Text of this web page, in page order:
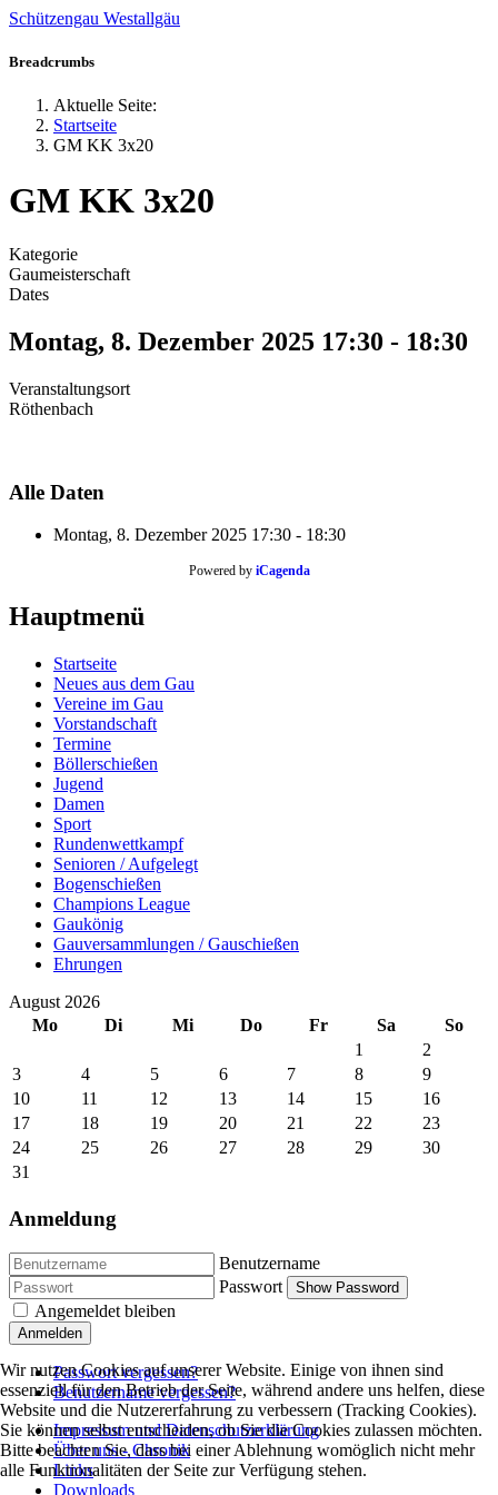
Schützengau Westallgäu
Breadcrumbs
Aktuelle Seite:
Startseite
GM KK 3x20
GM KK 3x20
Kategorie
Gaumeisterschaft
Dates
Montag, 8. Dezember 2025 17:30 - 18:30
Veranstaltungsort
Röthenbach
Alle Daten
Montag, 8. Dezember 2025 17:30 - 18:30
Powered by iCagenda
Hauptmenü
Startseite
Neues aus dem Gau
Vereine im Gau
Vorstandschaft
Termine
Böllerschießen
Jugend
Damen
Sport
Rundenwettkampf
Senioren / Aufgelegt
Bogenschießen
Champions League
Gaukönig
Gauversammlungen / Gauschießen
Ehrungen
Jahr
Monat
Jahr
Monat
August 2026
Mo
Di Mi Do Fr Sa
So
1
2
3
4 5 6 7 8
9
10
11 12 13 14 15
16
17
18 19 20 21 22
23
24
25 26 27 28 29
30
31
Anmeldung
Benutzername
Passwort
Show Password
Angemeldet bleiben
Anmelden
Passwort vergessen?
Benutzername vergessen?
Impressum und Datenschutzerklärung
Über uns - Chronik
Links
Downloads
Wir nutzen Cookies auf unserer Website. Einige von ihnen sind
essenziell für den Betrieb der Seite, während andere uns helfen, diese
Website und die Nutzererfahrung zu verbessern (Tracking Cookies).
Sie können selbst entscheiden, ob Sie die Cookies zulassen möchten.
Bitte beachten Sie, dass bei einer Ablehnung womöglich nicht mehr
alle Funktionalitäten der Seite zur Verfügung stehen.